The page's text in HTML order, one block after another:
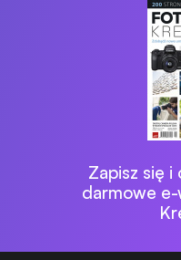
Zapisz się i
darmowe